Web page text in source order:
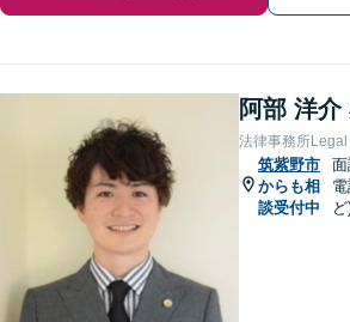
阿部 洋介
法律事務所
筑紫野市
からも相
談受付中
面